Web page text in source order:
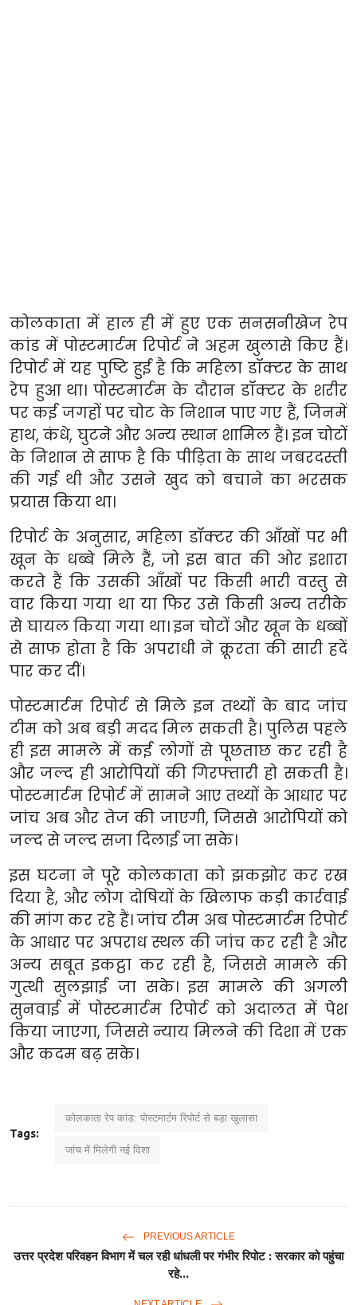
कोलकाता में हाल ही में हुए एक सनसनीखेज रेप
कांड में पोस्टमार्टम रिपोर्ट ने अहम खुलासे किए हैं।
रिपोर्ट में यह पुष्टि हुई है कि महिला डॉक्टर के साथ
रेप हुआ था। पोस्टमार्टम के दौरान डॉक्टर के शरीर
पर कई जगहों पर चोट के निशान पाए गए हैं, जिनमें
हाथ, कंधे, घुटने और अन्य स्थान शामिल हैं। इन चोटों
के निशान से साफ है कि पीड़िता के साथ जबरदस्ती
की गई थी और उसने खुद को बचाने का भरसक
प्रयास किया था।
रिपोर्ट के अनुसार, महिला डॉक्टर की आँखों पर भी
खून के धब्बे मिले हैं, जो इस बात की ओर इशारा
करते हैं कि उसकी आँखों पर किसी भारी वस्तु से
वार किया गया था या फिर उसे किसी अन्य तरीके
से घायल किया गया था। इन चोटों और खून के धब्बों
से साफ होता है कि अपराधी ने क्रूरता की सारी हदें
पार कर दीं।
पोस्टमार्टम रिपोर्ट से मिले इन तथ्यों के बाद जांच
टीम को अब बड़ी मदद मिल सकती है। पुलिस पहले
ही इस मामले में कई लोगों से पूछताछ कर रही है
और जल्द ही आरोपियों की गिरफ्तारी हो सकती है।
पोस्टमार्टम रिपोर्ट में सामने आए तथ्यों के आधार पर
जांच अब और तेज की जाएगी, जिससे आरोपियों को
जल्द से जल्द सजा दिलाई जा सके।
इस घटना ने पूरे कोलकाता को झकझोर कर रख
दिया है, और लोग दोषियों के खिलाफ कड़ी कार्रवाई
की मांग कर रहे हैं। जांच टीम अब पोस्टमार्टम रिपोर्ट
के आधार पर अपराध स्थल की जांच कर रही है और
अन्य सबूत इकट्ठा कर रही है, जिससे मामले की
गुत्थी सुलझाई जा सके। इस मामले की अगली
सुनवाई में पोस्टमार्टम रिपोर्ट को अदालत में पेश
किया जाएगा, जिससे न्याय मिलने की दिशा में एक
और कदम बढ़ सके।
Tags:
कोलकाता रेप कांड: पोस्टमार्टम रिपोर्ट से बड़ा खुलासा
जांच में मिलेगी नई दिशा
PREVIOUS ARTICLE
उत्तर प्रदेश परिवहन विभाग में चल रही धांधली पर गंभीर रिपोट : सरकार को पहुंचा
रहे...